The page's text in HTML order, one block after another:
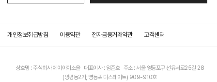
개인정보취급방침 이용약관 전자금융거래약관 고객센터
상호명 : 주식회사 에이아이소울 대표이사 : 임준호 주소 : 서울 영등포구 선유서로25길 28
(양평동2가, 영등포 디스테이트) 909-910호